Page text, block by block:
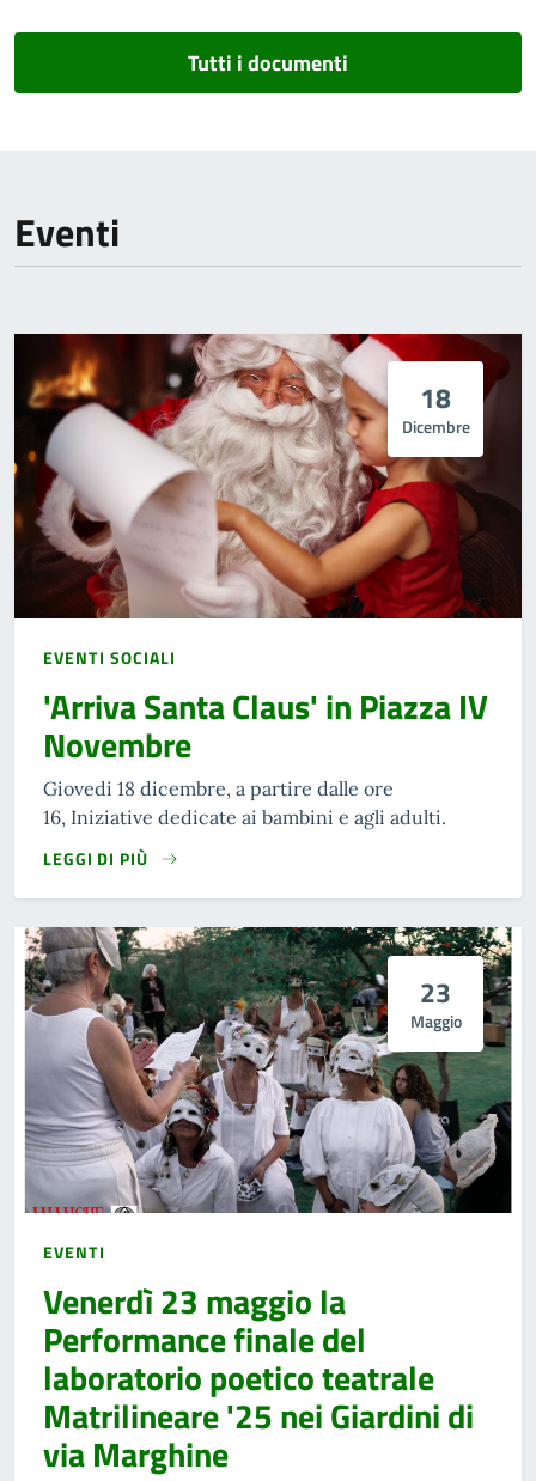
Tutti i documenti
Eventi
18
Dicembre
EVENTI SOCIALI
'Arriva Santa Claus' in Piazza IV
Novembre
Giovedi 18 dicembre, a partire dalle ore
16, Iniziative dedicate ai bambini e agli adulti.
LEGGI DI PIÙ
23
Maggio
EVENTI
Venerdì 23 maggio la
Performance finale del
laboratorio poetico teatrale
Matrilineare '25 nei Giardini di
via Marghine